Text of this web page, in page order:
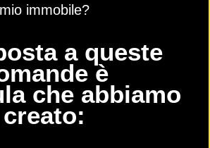
mio immobile?
a queste
è
che abbiamo
creato: